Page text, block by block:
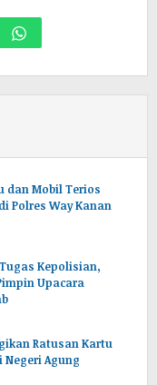
dan Mobil Terios
Polres Way Kanan
Kepolisian,
Upacara
Ratusan Kartu
Agung